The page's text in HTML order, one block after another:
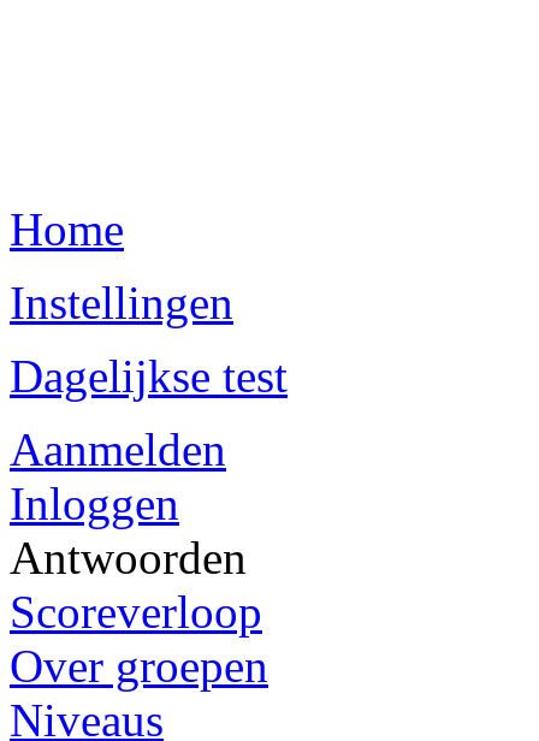
Home
Instellingen
Dagelijkse test
Aanmelden
Inloggen
Antwoorden
Scoreverloop
Over groepen
Niveaus